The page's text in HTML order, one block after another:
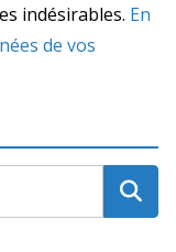
indésirables. En
de vos